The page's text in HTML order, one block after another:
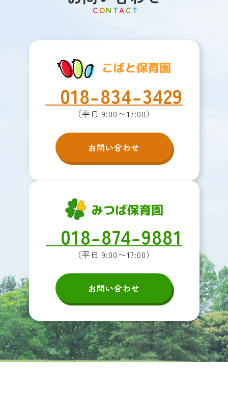
CON TACT
018-834-3429
（平日 9:00〜17:00）
お問い合わせ
018-874-9881
（平日 9:00〜17:00）
お問い合わせ